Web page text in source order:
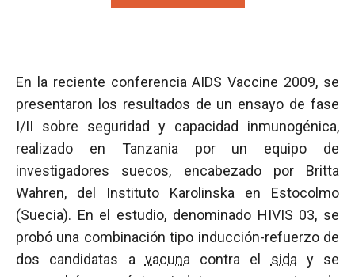
En la reciente conferencia AIDS Vaccine 2009, se
presentaron los resultados de un ensayo de fase
I/II sobre seguridad y capacidad inmunogénica,
realizado en Tanzania por un equipo de
investigadores suecos, encabezado por Britta
Wahren, del Instituto Karolinska en Estocolmo
(Suecia). En el estudio, denominado HIVIS 03, se
probó una combinación tipo inducción-refuerzo de
dos candidatas a vacuna contra el sida y se